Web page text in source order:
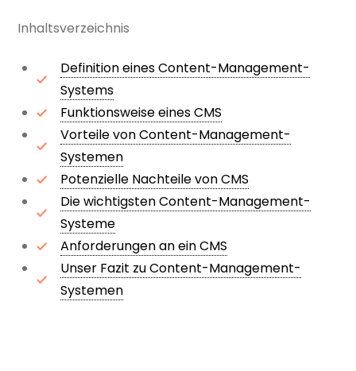
Inhaltsverzeichnis
Definition eines Content-Management-
Systems
Funktionsweise eines CMS
Vorteile von Content-Management-
Systemen
Potenzielle Nachteile von CMS
Die wichtigsten Content-Management-
Systeme
Anforderungen an ein CMS
Unser Fazit zu Content-Management-
Systemen